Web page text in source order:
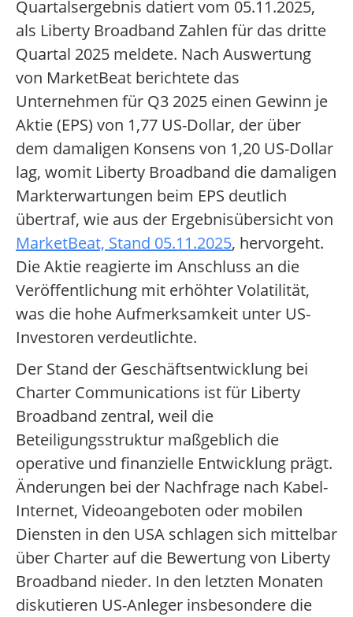
Quartalsergebnis datiert vom 05.11.2025,
als Liberty Broadband Zahlen für das dritte
Quartal 2025 meldete. Nach Auswertung
von MarketBeat berichtete das
Unternehmen für Q3 2025 einen Gewinn je
Aktie (EPS) von 1,77 US-Dollar, der über
dem damaligen Konsens von 1,20 US-Dollar
lag, womit Liberty Broadband die damaligen
Markterwartungen beim EPS deutlich
übertraf, wie aus der Ergebnisübersicht von
MarketBeat, Stand 05.11.2025, hervorgeht.
Die Aktie reagierte im Anschluss an die
Veröffentlichung mit erhöhter Volatilität,
was die hohe Aufmerksamkeit unter US-
Investoren verdeutlichte.
Der Stand der Geschäftsentwicklung bei
Charter Communications ist für Liberty
Broadband zentral, weil die
Beteiligungsstruktur maßgeblich die
operative und finanzielle Entwicklung prägt.
Änderungen bei der Nachfrage nach Kabel-
Internet, Videoangeboten oder mobilen
Diensten in den USA schlagen sich mittelbar
über Charter auf die Bewertung von Liberty
Broadband nieder. In den letzten Monaten
diskutieren US-Anleger insbesondere die